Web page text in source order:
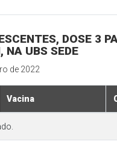
DOSE 3
NA UBS SEDE
de 2022
Vacina